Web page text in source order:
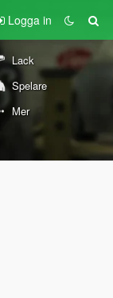
Logga in
Lack
Spelare
Mer